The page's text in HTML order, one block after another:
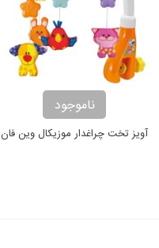
ناموجود
آویز تخت چراغدار موزیکال وین فان